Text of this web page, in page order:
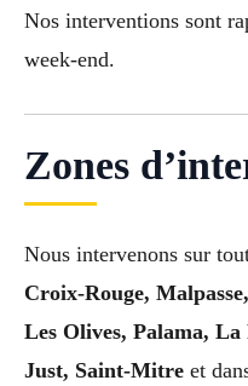
Nos interventions sont
week-end.
Zones
Nous intervenons sur
Croix-Rouge,
Les Olives, Palama,
Just, Saint-Mitre et